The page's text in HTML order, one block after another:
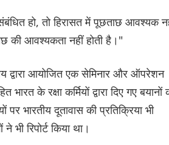
हो, तो हिरासत में पूछताछ आवश्यक
की आवश्यकता नहीं होती है।"
द्वारा आयोजित एक सेमिनार और ऑपरेशन
के रक्षा कर्मियों द्वारा दिए गए बयानों
भारतीय दूतावास की प्रतिक्रिया भी
भी रिपोर्ट किया था।